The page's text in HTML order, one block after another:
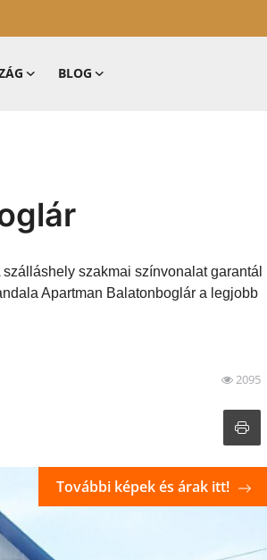
BLOG
szakmai színvonalat garantál
Apartman Balatonboglár a legjobb
2095
További képek és árak itt!